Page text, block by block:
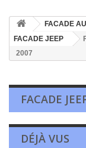
FACADE
FACADE JEEP
2007
FACADE
DÉJÀ VUS